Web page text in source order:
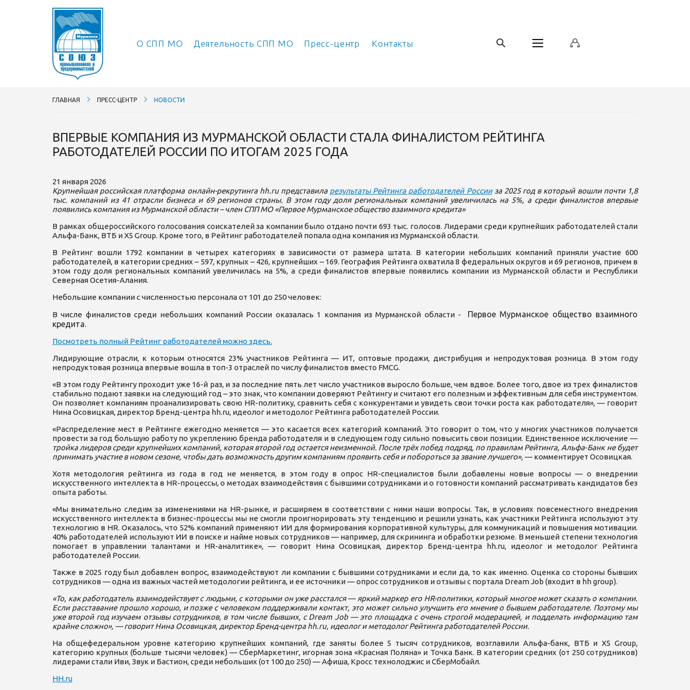
О СПП МО Деятельность СПП МО Пресс-центр Контакты
ГЛАВНАЯ ПРЕСС-ЦЕНТР НОВОСТИ
ВПЕРВЫЕ КОМПАНИЯ ИЗ МУРМАНСКОЙ ОБЛАСТИ СТАЛА ФИНАЛИСТОМ РЕЙТИНГА
РАБОТОДАТЕЛЕЙ РОССИИ ПО ИТОГАМ 2025 ГОДА
21 января 2026
Крупнейшая российская платформа онлайн-рекрутинга hh.ru представила результаты Рейтинга работодателей Россииза 2025 год в который вошли почти 1,8
тыс. компаний из 41 отрасли бизнеса и 69 регионов страны. В этом году доля региональных компаний увеличилась на 5%, а среди финалистов впервые
появились компания из Мурманской области – член СПП МО «Первое Мурманское общество взаимного кредита»
В рамках общероссийского голосования соискателей за компании было отдано почти 693 тыс. голосов. Лидерами среди крупнейших работодателей стали
Альфа-Банк, ВТБ и X5 Group. Кроме того, в Рейтинг работодателей попала одна компания из Мурманской области.
В Рейтинг вошли 1792 компании в четырех категориях в зависимости от размера штата. В категории небольших компаний приняли участие 600
работодателей, в категории средних – 597, крупных – 426, крупнейших – 169. География Рейтинга охватила 8 федеральных округов и 69 регионов, причем в
этом году доля региональных компаний увеличилась на 5%, а среди финалистов впервые появились компании из Мурманской области и Республики
Северная Осетия-Алания.
Небольшие компании с численностью персонала от 101 до 250 человек:
В числе финалистов среди небольших компаний России оказалась 1 компания из Мурманской области - Первое Мурманское общество взаимного
кредита.
Посмотреть полный Рейтинг работодателей можно здесь.
Лидирующие отрасли, к которым относятся 23% участников Рейтинга — ИТ, оптовые продажи, дистрибуция и непродуктовая розница. В этом году
непродуктовая розница впервые вошла в топ-3 отраслей по числу финалистов вместо FMCG.
«В этом году Рейтингу проходит уже 16-й раз, и за последние пять лет число участников выросло больше, чем вдвое. Более того, двое из трех финалистов
стабильно подают заявки на следующий год – это знак, что компании доверяют Рейтингу и считают его полезным и эффективным для себя инструментом.
Он позволяет компаниям проанализировать свою HR-политику, сравнить себя с конкурентами и увидеть свои точки роста как работодателя», — говорит
Нина Осовицкая, директор Бренд-центра hh.ru, идеолог и методолог Рейтинга работодателей России.
«Распределение мест в Рейтинге ежегодно меняется — это касается всех категорий компаний. Это говорит о том, что у многих участников получается
провести за год большую работу по укреплению бренда работодателя и в следующем году сильно повысить свои позиции. Единственное исключение —
тройка лидеров среди крупнейших компаний, которая второй год остается неизменной. После трёх побед подряд, по правилам Рейтинга, Альфа‑Банк не будет
принимать участие в новом сезоне, чтобы дать возможность другим компаниям проявить себя и побороться за звание лучшего», — комментирует Осовицкая.
Хотя методология рейтинга из года в год не меняется, в этом году в опрос HR-специалистов были добавлены новые вопросы — о внедрении
искусственного интеллекта в HR-процессы, о методах взаимодействия с бывшими сотрудниками и о готовности компаний рассматривать кандидатов без
опыта работы.
«Мы внимательно следим за изменениями на HR-рынке, и расширяем в соответствии с ними наши вопросы. Так, в условиях повсеместного внедрения
искусственного интеллекта в бизнес-процессы мы не смогли проигнорировать эту тенденцию и решили узнать, как участники Рейтинга используют эту
технологию в HR. Оказалось, что 52% компаний применяют ИИ для формирования корпоративной культуры, для коммуникаций и повышения мотивации.
40% работодателей используют ИИ в поиске и найме новых сотрудников — например, для скрининга и обработки резюме. В меньшей степени технология
помогает в управлении талантами и HR-аналитике», — говорит Нина Осовицкая, директор Бренд-центра hh.ru, идеолог и методолог Рейтинга
работодателей России.
Также в 2025 году был добавлен вопрос, взаимодействуют ли компании с бывшими сотрудниками и если да, то как именно. Оценка со стороны бывших
сотрудников — одна из важных частей методологии рейтинга, и ее источники — опрос сотрудников и отзывы с портала Dream Job (входит в hh group).
«То, как работодатель взаимодействует с людьми, с которыми он уже расстался — яркий маркер его HR-политики, который многое может сказать о компании.
Если расставание прошло хорошо, и позже с человеком поддерживали контакт, это может сильно улучшить его мнение о бывшем работодателе. Поэтому мы
уже второй год изучаем отзывы сотрудников, в том числе бывших, с Dream Job — это площадка с очень строгой модерацией, и подделать информацию там
крайне сложно», — говорит Нина Осовицкая, директор Бренд-центра hh.ru, идеолог и методолог Рейтинга работодателей России.
На общефедеральном уровне категорию крупнейших компаний, где заняты более 5 тысяч сотрудников, возглавили Альфа-банк, ВТБ и X5 Group,
категорию крупных (больше тысячи человек) — СберМаркетинг, игорная зона «Красная Поляна» и Точка Банк. В категории средних (от 250 сотрудников)
лидерами стали Иви, Звук и Бастион, среди небольших (от 100 до 250) — Афиша, Кросс технолоджис и СберМобайл.
HH.ru